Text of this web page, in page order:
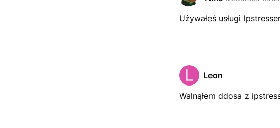
Używałeś usługi
Leon
Walnąłem ddosa z